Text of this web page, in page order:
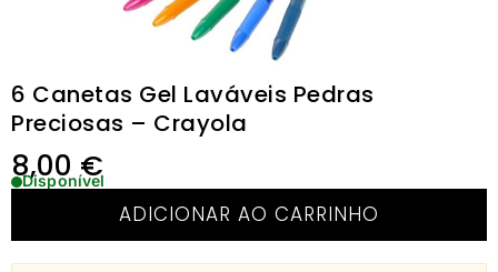
6 Canetas Gel Laváveis Pedras
Preciosas – Crayola
8,00€
Disponível
ADICIONAR AO CARRINHO